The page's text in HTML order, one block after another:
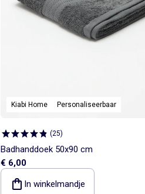
Kiabi Home Personaliseerbaar
(25)
Badhanddoek 50x90 cm
€ 6,00
In winkelmandje